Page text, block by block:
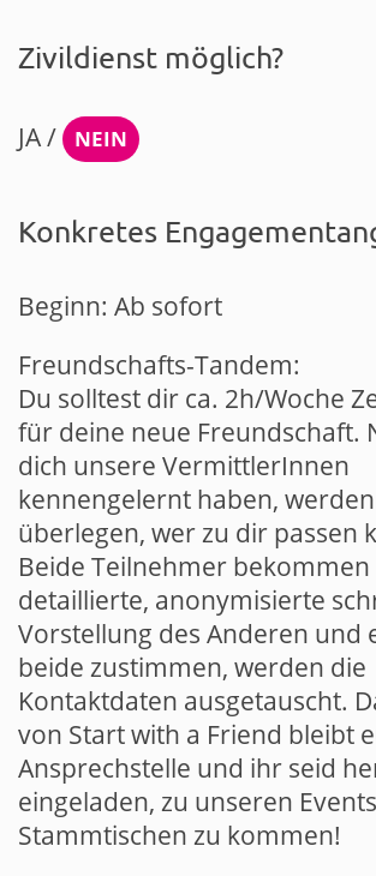
Zivildienst möglich?
JA / NEIN
Konkretes
Beginn: Ab sofort
Freundschafts-Tandem:
Du solltest dir ca. 2h/Woche
für deine neue Freundschaft.
dich unsere VermittlerInnen
kennengelernt haben,
überlegen, wer zu dir passen
Beide Teilnehmer
detaillierte, anonymisierte
Vorstellung des Anderen und
beide zustimmen, werden die
Kontaktdaten ausgetauscht.
von Start with a Friend bleibt
Ansprechstelle und ihr seid
eingeladen, zu unseren
Stammtischen zu kommen!